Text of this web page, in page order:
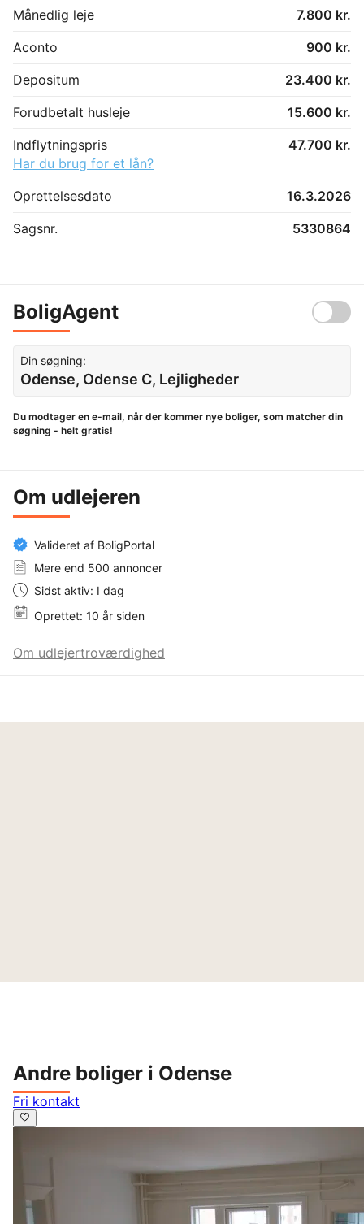
Månedlig leje
7.800 kr.
Aconto
900 kr.
Depositum
23.400 kr.
Forudbetalt husleje
15.600 kr.
Indflytningspris
47.700 kr.
Har du brug for et lån?
Oprettelsesdato
16.3.2026
Sagsnr.
5330864
BoligAgent
Din søgning:
Odense, Odense C, Lejligheder
Du modtager en e-mail, når der kommer nye boliger, som matcher din
søgning - helt gratis!
Om udlejeren
Valideret af BoligPortal
Mere end 500 annoncer
Sidst aktiv: I dag
Oprettet: 10 år siden
Om udlejertroværdighed
Andre boliger i Odense
Fri kontakt